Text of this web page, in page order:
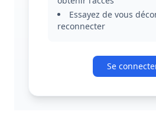
Essayez de vous
reconnecter
Se